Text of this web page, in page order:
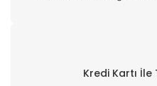
Kredi Kartı İle